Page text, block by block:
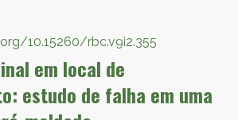
10.15260/rbc.v9i2.355
em local de
estudo de falha em uma